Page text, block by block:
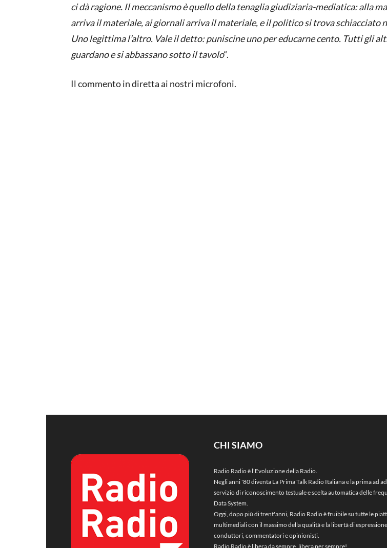
ci dà ragione. Il meccanismo è quello della tenaglia giudiziaria-mediatica: alla
arriva il materiale, ai giornali arriva il materiale, e il politico si trova schiacciato
Uno legittima l’altro. Vale il detto: puniscine uno per educarne cento. Tutti gli
guardano e si abbassano sotto il tavolo“.
Il commento in diretta ai nostri microfoni.
CHI SIAMO
Radio Radio è l'Evoluzione della Radio.
Negli anni '80 diventa La Prima Talk Radio Italiana e la prima ad
servizio di riconoscimento testuale e scelta automatica delle
Data System.
Oggi, dopo più di trent'anni, Radio Radio è fruibile su tutte le
multimediali con il massimo della qualità e la libertà di
conduttori, commentatori e opinionisti.
Radio Radio è libera da sempre, libera per sempre!